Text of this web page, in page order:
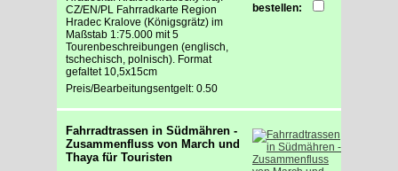
CZ/EN/PL Fahrradkarte Region
Hradec Kralove (Königsgrätz) im
Maßstab 1:75.000 mit 5
Tourenbeschreibungen (englisch,
tschechisch, polnisch). Format
gefaltet 10,5x15cm
Preis/Bearbeitungsentgelt: 0.50
bestellen:
Fahrradtrassen in Südmähren -
Zusammenfluss von March und
Thaya für Touristen